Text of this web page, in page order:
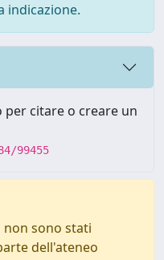
indicazione.
citare o creare un
99455
non sono stati
dell'ateneo